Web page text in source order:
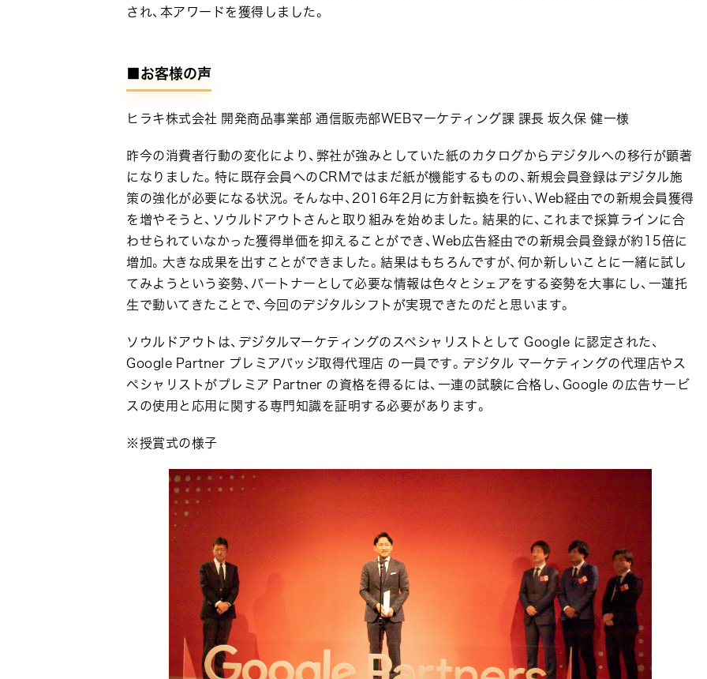
され、本アワードを獲得しました。
■お客様の声
ヒラキ株式会社 開発商品事業部 通信販売部WEBマーケティング課 課長 坂久保 健一様
昨今の消費者行動の変化により、弊社が強みとしていた紙のカタログからデジタルへの移行が顕著
になりました。特に既存会員へのCRMではまだ紙が機能するものの、新規会員登録はデジタル施
策の強化が必要になる状況。そんな中、2016年2月に方針転換を行い、Web経由での新規会員獲得
を増やそうと、ソウルドアウトさんと取り組みを始めました。結果的に、これまで採算ラインに合
わせられていなかった獲得単価を抑えることができ、Web広告経由での新規会員登録が約15倍に
増加。大きな成果を出すことができました。結果はもちろんですが、何か新しいことに一緒に試し
てみようという姿勢、パートナーとして必要な情報は色々とシェアをする姿勢を大事にし、一蓮托
生で動いてきたことで、今回のデジタルシフトが実現できたのだと思います。
ソウルドアウトは、デジタルマーケティングのスペシャリストとして Google に認定された、
Google Partner プレミアバッジ取得代理店 の一員です。デジタル マーケティングの代理店やス
ペシャリストがプレミア Partner の資格を得るには、一連の試験に合格し、Google の広告サービ
スの使用と応用に関する専門知識を証明する必要があります。
※授賞式の様子